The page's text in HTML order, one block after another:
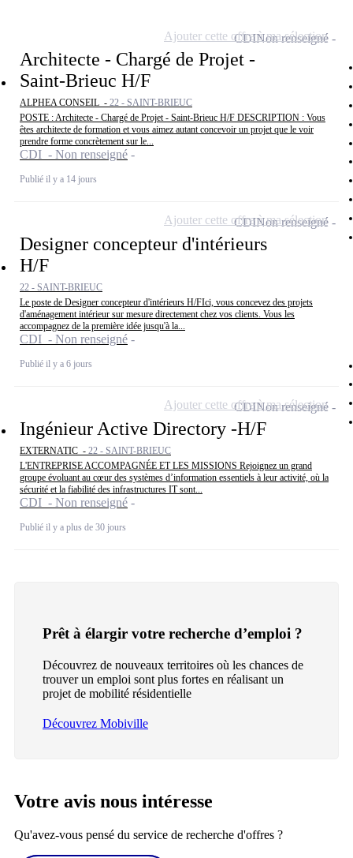
Architecte - Chargé de Projet -
Saint-Brieuc H/F
ALPHEA CONSEIL - 22 - SAINT-BRIEUC
POSTE : Architecte - Chargé de Projet - Saint-Brieuc H/F DESCRIPTION : Vous
êtes architecte de formation et vous aimez autant concevoir un projet que le voir
prendre forme concrètement sur le...
CDI - Non renseigné
Publié il y a 14 jours
CDINon renseigné
Ajouter cette offre à ma sélection
Designer concepteur d'intérieurs
H/F
22 - SAINT-BRIEUC
Le poste de Designer concepteur d'intérieurs H/FIci, vous concevez des projets
d'aménagement intérieur sur mesure directement chez vos clients. Vous les
accompagnez de la première idée jusqu'à la...
CDI - Non renseigné
Publié il y a 6 jours
CDINon renseigné
Ajouter cette offre à ma sélection
Ingénieur Active Directory -H/F
EXTERNATIC - 22 - SAINT-BRIEUC
L'ENTREPRISE ACCOMPAGNÉE ET LES MISSIONS Rejoignez un grand
groupe évoluant au cœur des systèmes d’information essentiels à leur activité, où la
sécurité et la fiabilité des infrastructures IT sont...
CDI - Non renseigné
Publié il y a plus de 30 jours
CDINon renseigné
Ajouter cette offre à ma sélection
Prêt à élargir votre recherche d’emploi ?
Découvrez de nouveaux territoires où les chances de
trouver un emploi sont plus fortes en réalisant un
projet de mobilité résidentielle
Découvrez Mobiville
Votre avis nous intéresse
Qu'avez-vous pensé du service de recherche d'offres ?